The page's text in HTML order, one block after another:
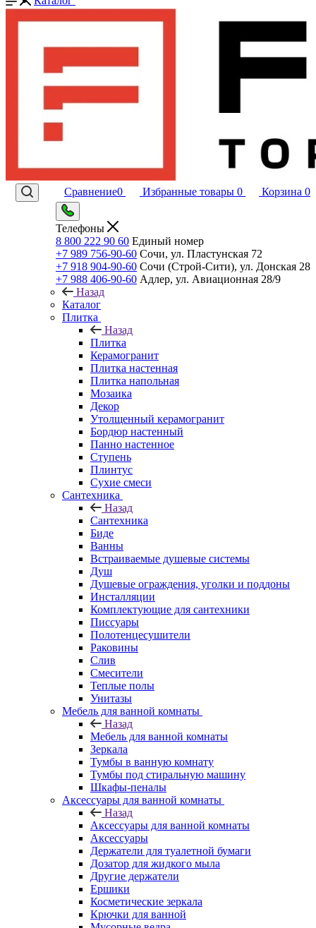
Сравнение0 Избранные товары 0 Корзина 0
Телефоны
8 800 222 90 60 Единый номер
+7 989 756-90-60 Сочи, ул. Пластунская 72
+7 918 904-90-60 Сочи (Строй-Сити), ул. Донская 28
+7 988 406-90-60 Адлер, ул. Авиационная 28/9
Назад
Каталог
Плитка
Назад
Плитка
Керамогранит
Плитка настенная
Плитка напольная
Мозаика
Декор
Утолщенный керамогранит
Бордюр настенный
Панно настенное
Ступень
Плинтус
Сухие смеси
Сантехника
Назад
Сантехника
Биде
Ванны
Встраиваемые душевые системы
Душ
Душевые ограждения, уголки и поддоны
Инсталляции
Комплектующие для сантехники
Писсуары
Полотенцесушители
Раковины
Слив
Смесители
Теплые полы
Унитазы
Мебель для ванной комнаты
Назад
Мебель для ванной комнаты
Зеркала
Тумбы в ванную комнату
Тумбы под стиральную машину
Шкафы-пеналы
Аксессуары для ванной комнаты
Назад
Аксессуары для ванной комнаты
Аксессуары
Держатели для туалетной бумаги
Дозатор для жидкого мыла
Другие держатели
Ершики
Косметические зеркала
Крючки для ванной